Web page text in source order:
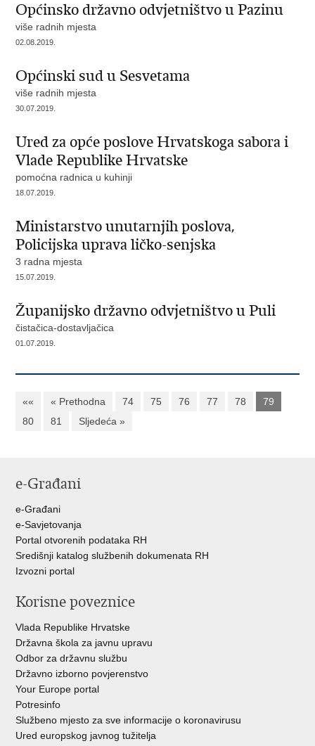
Općinsko državno odvjetništvo u Pazinu
više radnih mjesta
02.08.2019.
Općinski sud u Sesvetama
više radnih mjesta
30.07.2019.
Ured za opće poslove Hrvatskoga sabora i
Vlade Republike Hrvatske
pomoćna radnica u kuhinji
18.07.2019.
Ministarstvo unutarnjih poslova,
Policijska uprava ličko-senjska
3 radna mjesta
15.07.2019.
Županijsko državno odvjetništvo u Puli
čistačica-dostavljačica
01.07.2019.
«« « Prethodna 74 75 76 77 78
79
80
81 Sljedeća »
e-Građani
e-Građani
e-Savjetovanja
Portal otvorenih podataka RH
Središnji katalog službenih dokumenata RH
Izvozni portal
Korisne poveznice
Vlada Republike Hrvatske
Državna škola za javnu upravu
Odbor za državnu službu
Državno izborno povjerenstvo
Your Europe portal
Potresinfo
Službeno mjesto za sve informacije o koronavirusu
Ured europskog javnog tužitelja